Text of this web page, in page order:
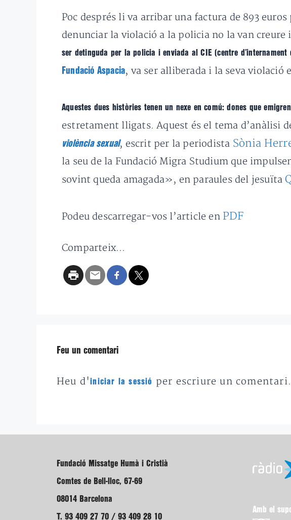
Poc després li va arribar una factura de 893 euros
denunciar la violació a la policia no la van
ser detinguda per la policia i enviada al CIE (centre
Fundació Aspacia, va ser alliberada i la seva violació
Aquestes dues històries tenen un nexe en comú: dones que
estretament lligats. Aquest és el tema d’anàlisi
violència sexual, escrit per la periodista Sònia
la seu de la Fundació Migra Studium que
sovint queda amagada», en paraules del jesuïta
Podeu descarregar-vos l’article en PDF
Comparteix...
Feu un comentari
Heu d'iniciar la sessió per escriure un comentari.
Fundació Missatge Humà i Cristià
Comtes de Bell-lloc, 67-69
08014 Barcelona
T. 93 409 27 70 / 93 409 28 10
Amb el